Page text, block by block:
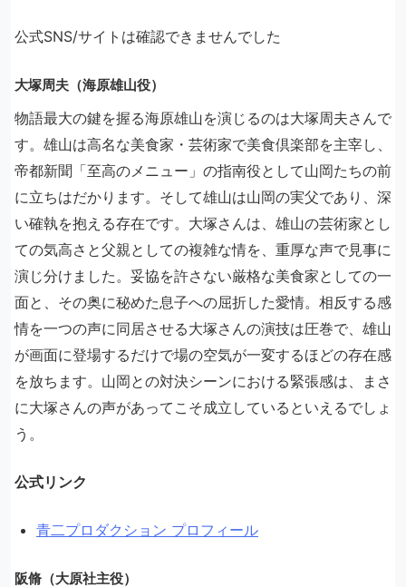
公式SNS/サイトは確認できませんでした
大塚周夫（海原雄山役）
物語最大の鍵を握る海原雄山を演じるのは大塚周夫さんで
す。雄山は高名な美食家・芸術家で美食倶楽部を主宰し、
帝都新聞「至高のメニュー」の指南役として山岡たちの前
に立ちはだかります。そして雄山は山岡の実父であり、深
い確執を抱える存在です。大塚さんは、雄山の芸術家とし
ての気高さと父親としての複雑な情を、重厚な声で見事に
演じ分けました。妥協を許さない厳格な美食家としての一
面と、その奥に秘めた息子への屈折した愛情。相反する感
情を一つの声に同居させる大塚さんの演技は圧巻で、雄山
が画面に登場するだけで場の空気が一変するほどの存在感
を放ちます。山岡との対決シーンにおける緊張感は、まさ
に大塚さんの声があってこそ成立しているといえるでしょ
う。
公式リンク
青二プロダクション プロフィール
阪脩（大原社主役）